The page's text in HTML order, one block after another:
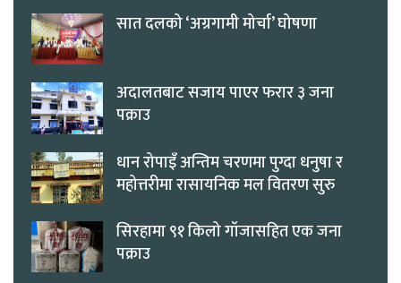
सात दलको ‘अग्रगामी मोर्चा’ घोषणा
अदालतबाट सजाय पाएर फरार ३ जना
पक्राउ
धान रोपाइँ अन्तिम चरणमा पुग्दा धनुषा र
महोत्तरीमा रासायनिक मल वितरण सुरु
सिरहामा ९१ किलो गाँजासहित एक जना
पक्राउ